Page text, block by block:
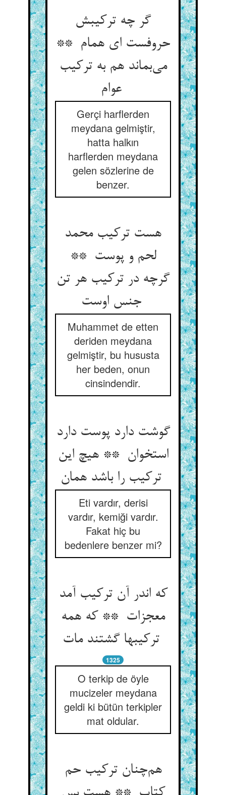
گر چه ترکیبش
حروفست ای همام **
می‌بماند هم به ترکیب
عوام
Gerçi harflerden
meydana gelmiştir,
hatta halkın
harflerden meydana
gelen sözlerine de
benzer.
هست ترکیب محمد
لحم و پوست **
گرچه در ترکیب هر تن
جنس اوست
Muhammet de etten
deriden meydana
gelmiştir, bu hususta
her beden, onun
cinsindendir.
گوشت دارد پوست دارد
استخوان ** هیچ این
Eti vardır, derisi
vardır, kemiği vardır.
Fakat hiç bu
bedenlere benzer mi?
که اندر آن ترکیب آمد
معجزات ** که همه
1325
O terkip de öyle
mucizeler meydana
geldi ki bütün terkipler
mat oldular.
هم‌چنان ترکیب حم